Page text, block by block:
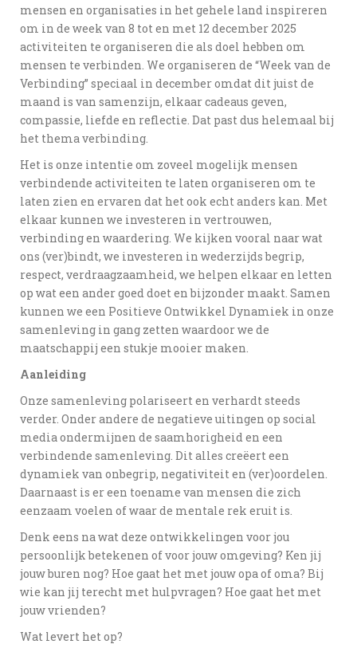
mensen en organisaties in het gehele land inspireren
om in de week van 8 tot en met 12 december 2025
activiteiten te organiseren die als doel hebben om
mensen te verbinden. We organiseren de “Week van de
Verbinding” speciaal in december omdat dit juist de
maand is van samenzijn, elkaar cadeaus geven,
compassie, liefde en reflectie. Dat past dus helemaal bij
het thema verbinding.
Het is onze intentie om zoveel mogelijk mensen
verbindende activiteiten te laten organiseren om te
laten zien en ervaren dat het ook echt anders kan. Met
elkaar kunnen we investeren in vertrouwen,
verbinding en waardering. We kijken vooral naar wat
ons (ver)bindt, we investeren in wederzijds begrip,
respect, verdraagzaamheid, we helpen elkaar en letten
op wat een ander goed doet en bijzonder maakt. Samen
kunnen we een Positieve Ontwikkel Dynamiek in onze
samenleving in gang zetten waardoor we de
maatschappij een stukje mooier maken.
Aanleiding
Onze samenleving polariseert en verhardt steeds
verder. Onder andere de negatieve uitingen op social
media ondermijnen de saamhorigheid en een
verbindende samenleving. Dit alles creëert een
dynamiek van onbegrip, negativiteit en (ver)oordelen.
Daarnaast is er een toename van mensen die zich
eenzaam voelen of waar de mentale rek eruit is.
Denk eens na wat deze ontwikkelingen voor jou
persoonlijk betekenen of voor jouw omgeving? Ken jij
jouw buren nog? Hoe gaat het met jouw opa of oma? Bij
wie kan jij terecht met hulpvragen? Hoe gaat het met
jouw vrienden?
Wat levert het op?